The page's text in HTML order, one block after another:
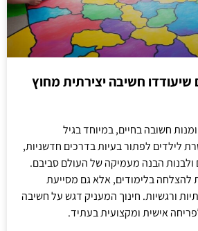
שיעודדו חשיבה יצירתית מחוץ
חשובה בחיים, במיוחד בגיל
לילדים לפתור בעיות בדרכים חדשניות,
ולבנות הבנה מעמיקה של העולם סביבם.
להצלחה בלימודים, אלא גם מסייעת
ורגשיות. חינוך המעניק דגש על חשיבה
אישית ומקצועית בעתיד.